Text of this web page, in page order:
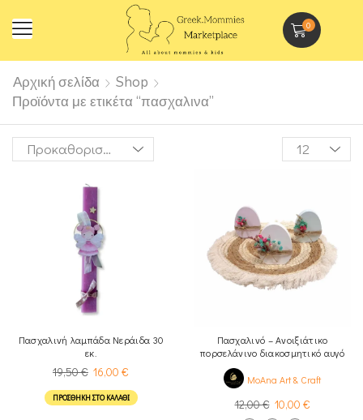
0
Αρχική σελίδα
Shop
Προϊόντα με ετικέτα “πασχαλινα”
Πασχαλινή λαμπάδα Νεράιδα 30
εκ.
19,50€ 16,00 €
ΠΡΟΣΘΉΚΗ ΣΤΟ ΚΑΛΆΘΙ
Πασχαλινό – Ανοιξιάτικο
πορσελάνινο διακοσμητικό αυγό
MoAna Art & Craft
12,00€ 10,00 €